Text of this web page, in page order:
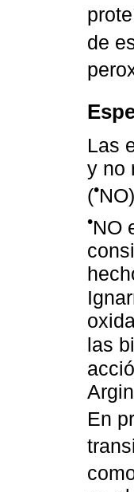
de
Las
y no
(•
•NO
las
En